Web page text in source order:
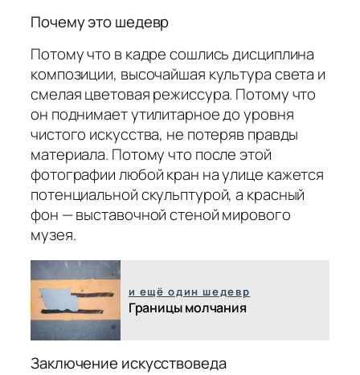
Почему это шедевр
Потому что в кадре сошлись дисциплина
композиции, высочайшая культура света и
смелая цветовая режиссура. Потому что
он поднимает утилитарное до уровня
чистого искусства, не потеряв правды
материала. Потому что после этой
фотографии любой кран на улице кажется
потенциальной скульптурой, а красный
фон — выставочной стеной мирового
музея.
и ещё один шедевр
Границы молчания
Заключение искусствоведа